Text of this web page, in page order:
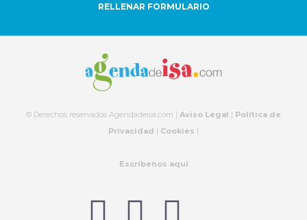
RELLENAR FORMULARIO
© Derechos reservados Agendadeisa.com | Aviso Legal | Política de
Privacidad | Cookies |
Escríbenos aquí